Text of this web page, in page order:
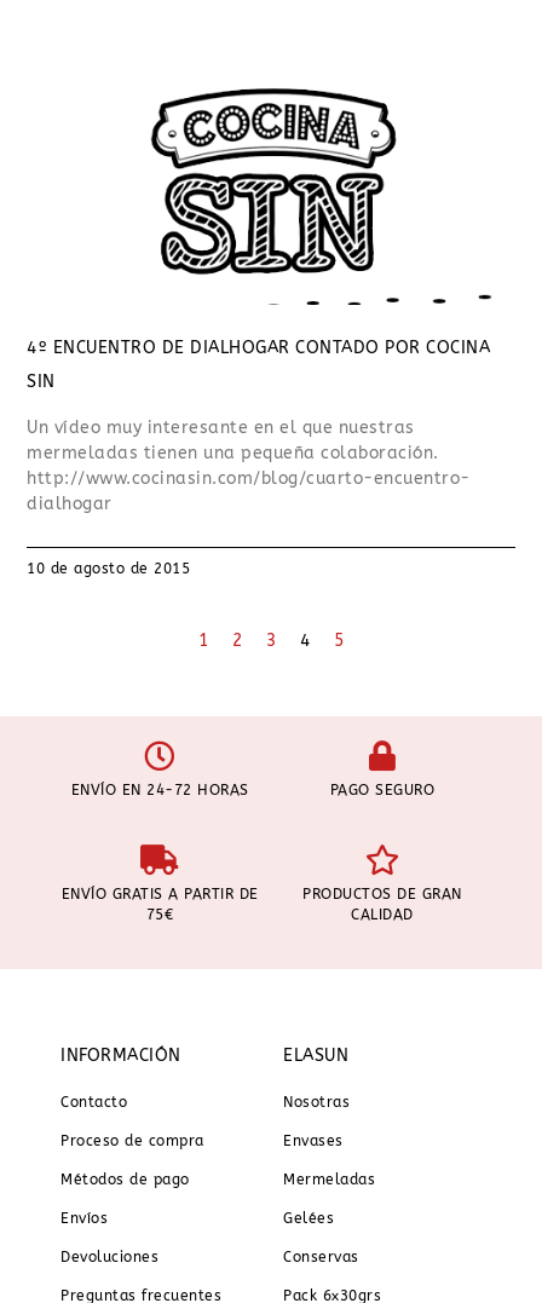
4º ENCUENTRO DE DIALHOGAR CONTADO POR COCINA
SIN
Un vídeo muy interesante en el que nuestras
mermeladas tienen una pequeña colaboración.
http://www.cocinasin.com/blog/cuarto-encuentro-
dialhogar
10 de agosto de 2015
1 2 3 4 5
ENVÍO EN 24-72 HORAS PAGO SEGURO
ENVÍO GRATIS A PARTIR DE
75€
PRODUCTOS DE GRAN
CALIDAD
INFORMACIÓN
Contacto
Proceso de compra
Métodos de pago
Envíos
Devoluciones
Preguntas frecuentes
ELASUN
Nosotras
Envases
Mermeladas
Gelées
Conservas
Pack 6x30grs